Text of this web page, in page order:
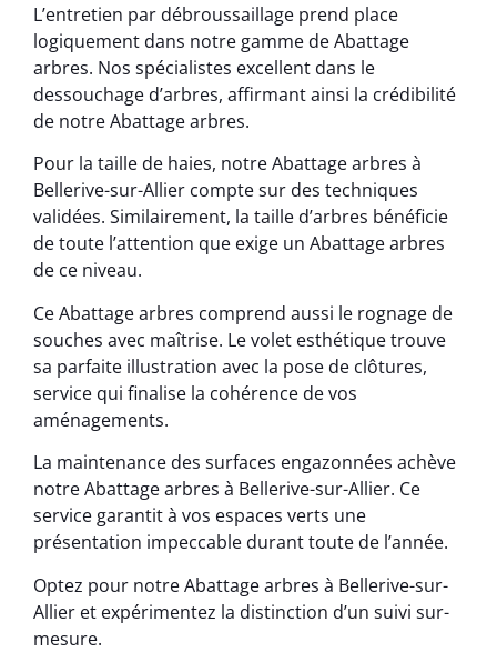
L’entretien par débroussaillage prend place
logiquement dans notre gamme de Abattage
arbres. Nos spécialistes excellent dans le
dessouchage d’arbres, affirmant ainsi la crédibilité
de notre Abattage arbres.
Pour la taille de haies, notre Abattage arbres à
Bellerive-sur-Allier compte sur des techniques
validées. Similairement, la taille d’arbres bénéficie
de toute l’attention que exige un Abattage arbres
de ce niveau.
Ce Abattage arbres comprend aussi le rognage de
souches avec maîtrise. Le volet esthétique trouve
sa parfaite illustration avec la pose de clôtures,
service qui finalise la cohérence de vos
aménagements.
La maintenance des surfaces engazonnées achève
notre Abattage arbres à Bellerive-sur-Allier. Ce
service garantit à vos espaces verts une
présentation impeccable durant toute de l’année.
Optez pour notre Abattage arbres à Bellerive-sur-
Allier et expérimentez la distinction d’un suivi sur-
mesure.